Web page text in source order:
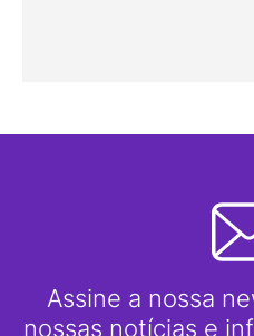
Assine a nossa
nossas notícias e